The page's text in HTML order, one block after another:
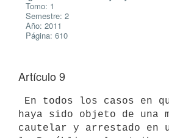
Tomo: 1
Semestre: 2
Año: 2011
Página: 610
Artículo 9
haya sido objeto de una
cautelar y arrestado en